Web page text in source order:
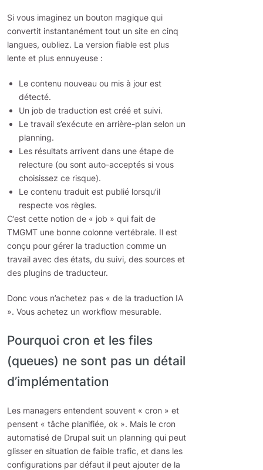
Si vous imaginez un bouton magique qui
convertit instantanément tout un site en cinq
langues, oubliez. La version fiable est plus
lente et plus ennuyeuse :
Le contenu nouveau ou mis à jour est
détecté.
Un job de traduction est créé et suivi.
Le travail s’exécute en arrière-plan selon un
planning.
Les résultats arrivent dans une étape de
relecture (ou sont auto-acceptés si vous
choisissez ce risque).
Le contenu traduit est publié lorsqu’il
respecte vos règles.
C’est cette notion de « job » qui fait de
TMGMT une bonne colonne vertébrale. Il est
conçu pour gérer la traduction comme un
travail avec des états, du suivi, des sources et
des plugins de traducteur.
Donc vous n’achetez pas « de la traduction IA
». Vous achetez un workflow mesurable.
Pourquoi cron et les files
(queues) ne sont pas un détail
d’implémentation
Les managers entendent souvent « cron » et
pensent « tâche planifiée, ok ». Mais le cron
automatisé de Drupal suit un planning qui peut
glisser en situation de faible trafic, et dans les
configurations par défaut il peut ajouter de la